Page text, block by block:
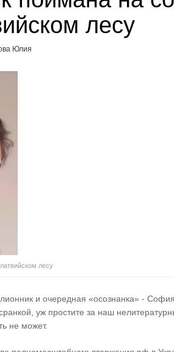
лесу
Юлия
лесу
и очередная «осознанка» -
уж простите за наш
не может.